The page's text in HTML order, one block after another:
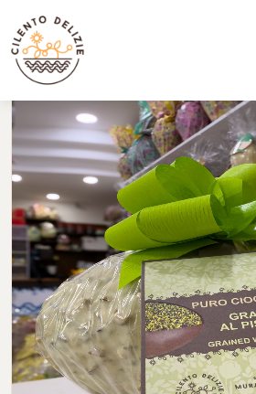
Spedizioni in 24/48 ore